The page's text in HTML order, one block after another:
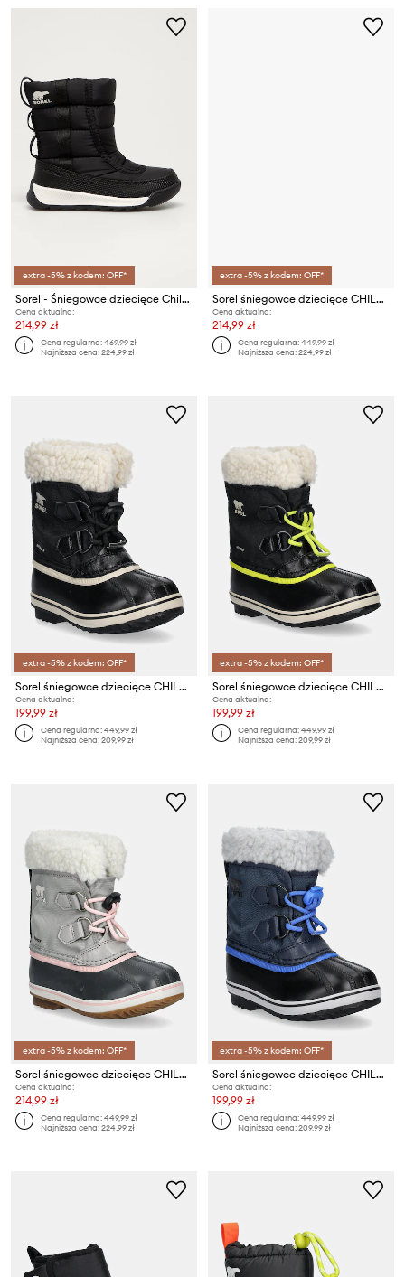
extra -5% z kodem: OFF*
Sorel - Śniegowce dziecięce Childrens Whitney
Cena aktualna:
214,99 zł
Cena regularna:469,99 zł
Najniższa cena:224,99 zł
extra -5% z kodem: OFF*
Sorel śniegowce dziecięce CHILDRENS YOOT PAC
Cena aktualna:
214,99 zł
Cena regularna:449,99 zł
Najniższa cena:224,99 zł
extra -5% z kodem: OFF*
Sorel śniegowce dziecięce CHILDRENS YOOT PAC
Cena aktualna:
199,99 zł
Cena regularna:449,99 zł
Najniższa cena:209,99 zł
extra -5% z kodem: OFF*
Sorel śniegowce dziecięce CHILDRENS YOOT PAC
Cena aktualna:
199,99 zł
Cena regularna:449,99 zł
Najniższa cena:209,99 zł
extra -5% z kodem: OFF*
Sorel śniegowce dziecięce CHILDRENS YOOT PAC
Cena aktualna:
214,99 zł
Cena regularna:449,99 zł
Najniższa cena:224,99 zł
extra -5% z kodem: OFF*
Sorel śniegowce dziecięce CHILDRENS YOOT PAC
Cena aktualna:
199,99 zł
Cena regularna:449,99 zł
Najniższa cena:209,99 zł